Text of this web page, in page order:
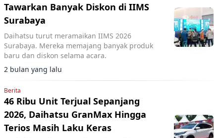
Tawarkan Banyak Diskon di IIMS
Surabaya
Daihatsu turut meramaikan IIMS 2026
Surabaya. Mereka memajang banyak produk
baru dan diskon selama acara.
2 bulan yang lalu
Berita
46 Ribu Unit Terjual Sepanjang
2026, Daihatsu GranMax Hingga
Terios Masih Laku Keras